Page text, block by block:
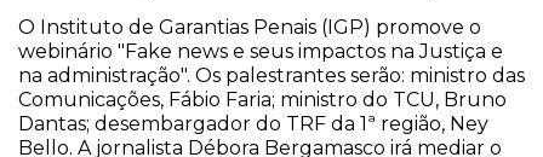
O Instituto de Garantias Penais (IGP) promove o
webinário "Fake news e seus impactos na Justiça e
na administração". Os palestrantes serão: ministro das
Comunicações, Fábio Faria; ministro do TCU, Bruno
Dantas; desembargador do TRF da 1ª região, Ney
Bello. A jornalista Débora Bergamasco irá mediar o